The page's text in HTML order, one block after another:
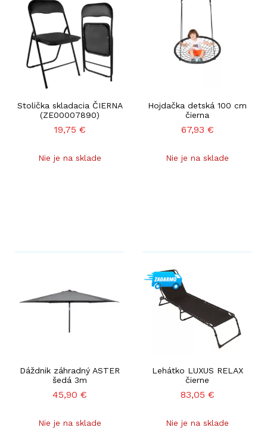
Stolička skladacia ČIERNA
(ZE00007890)
19,75 €
Nie je na sklade
Hojdačka detská 100 cm
čierna
67,93 €
Nie je na sklade
Dáždnik záhradný ASTER
šedá 3m
45,90 €
Nie je na sklade
Lehátko LUXUS RELAX
čierne
83,05 €
Nie je na sklade